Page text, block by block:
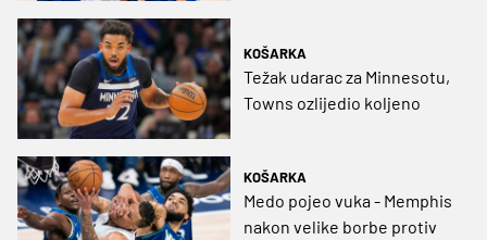
KOŠARKA
Težak udarac za Minnesotu,
Towns ozlijedio koljeno
KOŠARKA
Medo pojeo vuka - Memphis
nakon velike borbe protiv